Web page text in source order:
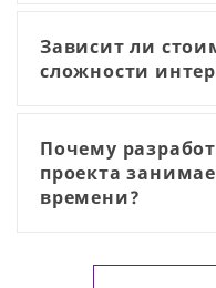
Зависит ли
сложности
Почему
проекта
времени?